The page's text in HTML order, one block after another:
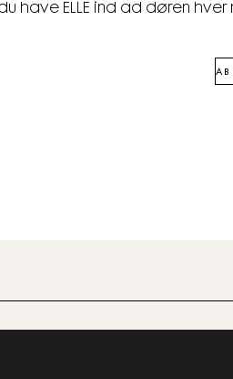
have ELLE ind ad døren hver